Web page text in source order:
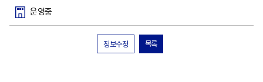
운영중
정보수정 목록